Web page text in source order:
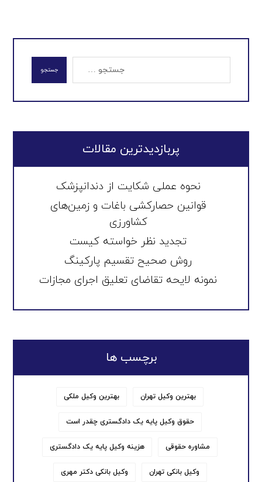
جستجو
پربازدیدترین مقالات
نحوه عملی شکایت از دندانپزشک
قوانین حصارکشی باغات و زمین‌های
کشاورزی
تجدید نظر خواسته کیست
روش صحیح تقسیم پارکینگ
نمونه لایحه تقاضای تعلیق اجرای مجازات
برچسب ها
بهترین وکیل تهران بهترین وکیل ملکی
حقوق وکیل پایه یک دادگستری چقدر است
مشاوره حقوقی هزینه وکیل پایه یک دادگستری
وکیل بانکی تهران وکیل بانکی دکتر مهری